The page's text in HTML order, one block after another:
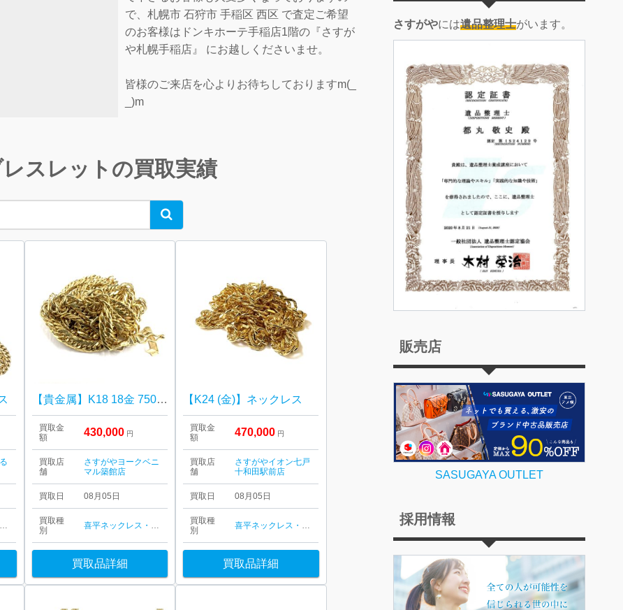
で、札幌市 石狩市 手稲区 西区 で査定ご希望
のお客様はドンキホーテ手稲店1階の『さすが
や札幌手稲店』 にお越しくださいませ。
皆様のご来店を心よりお待ちしておりますm(_
_)m
スレットの買取実績
Search
喜平ネックレス・ブレスレット
【貴金属】K18 18金 750 ネックレス ジュエリー アクセサリー
買取金
額
430,000 円
買取店
舗
さすがやヨークベニ
マル築館店
買取日 08月05日
買取種
別
喜平ネックレス・ブレスレット
買取品詳細
【K24 (金)】ネックレス
買取金
額
470,000 円
買取店
舗
さすがやイオン七戸
十和田駅前店
買取日 08月05日
買取種
別
喜平ネックレス・ブレスレット
買取品詳細
さすがやには遺品整理士がいます。
販売店
SASUGAYA OUTLET
採用情報